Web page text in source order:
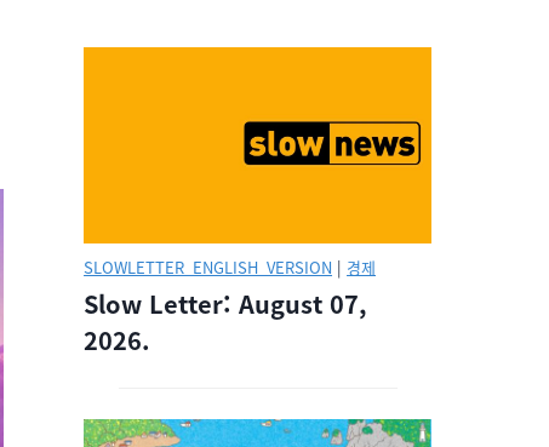
SLOWLETTER_ENGLISH_VERSION | 경제
Slow Letter: August 07,
2026.